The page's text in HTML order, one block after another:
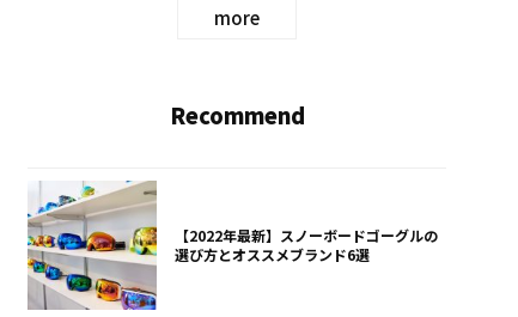
more
Recommend
【2022年最新】スノーボードゴーグルの
選び方とオススメブランド6選